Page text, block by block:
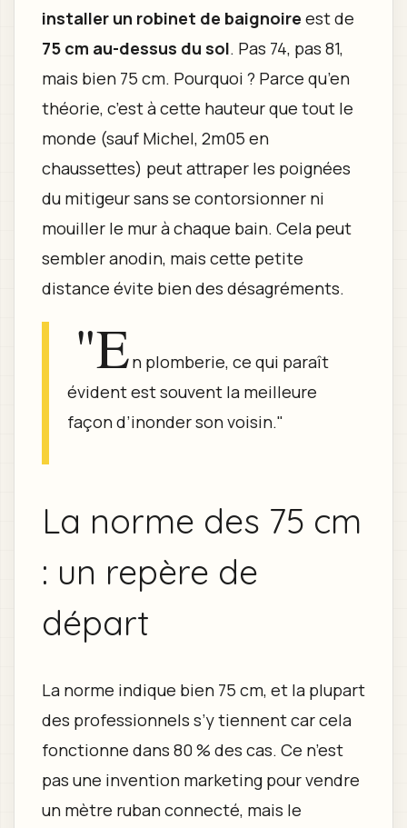
installer un robinet de baignoire est de
75 cm au-dessus du sol. Pas 74, pas 81,
mais bien 75 cm. Pourquoi ? Parce qu’en
théorie, c’est à cette hauteur que tout le
monde (sauf Michel, 2m05 en
chaussettes) peut attraper les poignées
du mitigeur sans se contorsionner ni
mouiller le mur à chaque bain. Cela peut
sembler anodin, mais cette petite
distance évite bien des désagréments.
"En plomberie, ce qui paraît
évident est souvent la meilleure
façon d’inonder son voisin."
La norme des 75 cm
: un repère de
départ
La norme indique bien 75 cm, et la plupart
des professionnels s’y tiennent car cela
fonctionne dans 80 % des cas. Ce n’est
pas une invention marketing pour vendre
un mètre ruban connecté, mais le